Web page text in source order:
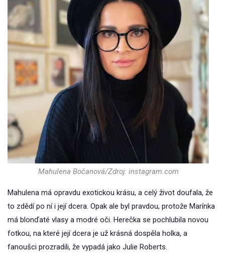
Mahulena Bočanová/Zdroj: instagram.com
Mahulena má opravdu exotickou krásu, a celý život doufala, že
to zdědí po ní i její dcera. Opak ale byl pravdou, protože Marínka
má blonďaté vlasy a modré oči. Herečka se pochlubila novou
fotkou, na které její dcera je už krásná dospěla holka, a
fanoušci prozradili, že vypadá jako Julie Roberts.